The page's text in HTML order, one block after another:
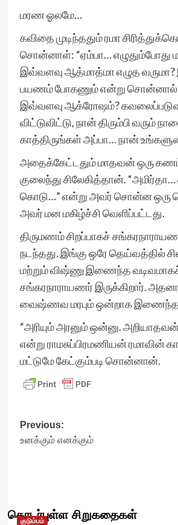
மரண ஓலமே…
கவிதை முடிந்ததும் ரமா
சொன்னாள்: “ஏம்பா… எழுதும்போது
இவ்வளவு ஆத்மாத்மா எழுத
பயணம் போகணும் என்று சொன்னால்,
இவ்வளவு ஆக்ரோஷம்?
விட்டுவிட்டு, நான் திரும்பி வரும்
காத்திருங்கள் அப்பா… நான்
அதைக்கேட்டதும் மாதவன் ஒரு கணம்
குலைந்து சிலேகித்தான். “அமிர்தா…
கொடு…” என்று அவர் சொன்ன ஒரு
அவர் மன மகிழ்ச்சி வெளிப்பட்டது.
திருமணம் சிறப்பாகச்
நடந்தது. இங்கு ஒரே தெய்வத்தில்
மற்றும் விஷ்ணு இணைந்த
சங்கரநாராயணர் இருக்கிறார்.
வைஷ்ணவ மரபும் ஒன்றாக இணைந்த
“அரியும் அரனும் ஒன்னு.
என்று ராமசுப்பிரமணியன் ரமாவின்
மட்டுமே கேட்கும்படி சொன்னான்.
Post
navigation
Previous:
உனக்கும் எனக்கும்
தொடர்புள்ள சிறுகதைகள்
குடும்பம்